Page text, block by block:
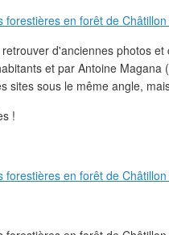
d'anciennes photos
et par Antoine Magana
sites sous le même angle,
!